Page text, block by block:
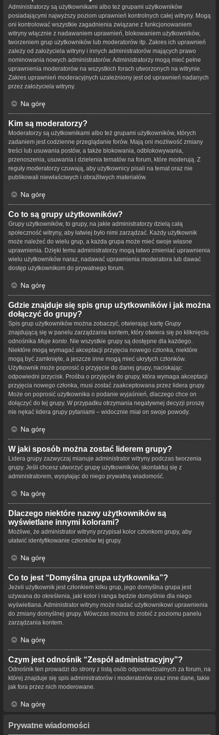
Administratorzy są użytkownikami albo też grupami użytkowników
posiadającymi najwyższy poziom uprawnień kontrolnych całej witryny. Mogą
oni kontrolować wszystkie zagadnienia związane z funkcjonowaniem
witryny włącznie z nadawaniem uprawnień, blokowaniem użytkowników,
tworzeniem grup użytkowników lub moderatorów itp. Zakres ich uprawnień
zależy od założyciela witryny i innych administratorów mających prawo
nominowania nowych administratorów. Administratorzy mogą mieć pełne
uprawnienia moderatorów na wszystkich forach utworzonych na witrynie.
Zakres uprawnień moderacyjnych uzależniony jest od uprawnień nadanych
przez założyciela witryny.
Na górę
Kim są moderatorzy?
Moderatorzy są użytkownikami albo też grupami użytkowników, których
zadaniem jest codzienne przeglądanie forów. Mają oni możliwość zmiany
treści lub usuwania postów, a także blokowania, odblokowywania,
przenoszenia, usuwania i dzielenia tematów na forum, które moderują. Z
reguły moderatorzy czuwają, aby użytkownicy pisali na temat oraz nie
publikowali niewłaściwych i obraźliwych materiałów.
Na górę
Co to są grupy użytkowników?
Grupy użytkowników, to grupy, na jakie administratorzy dzielą całą
społeczność witryny, aby łatwiej było nimi zarządzać. Każdy użytkownik
może należeć do wielu grup, a każda grupa może mieć swoje własne
uprawnienia. Dzięki temu administratorzy mogą łatwo zmieniać uprawnienia
wielu użytkowników naraz, nadawać uprawnienia moderatora lub dawać
dostęp użytkownikom do prywatnego forum.
Na górę
Gdzie znajduje się spis grup użytkowników i jak można
dołączyć do grupy?
Spis grup użytkowników można zobaczyć, otwierając kartę Grupy
znajdującą się w panelu zarządzania kontem, który otwiera się po kliknięciu
odnośnika Moje konto . Nie wszystkie grupy są dostępne dla każdego.
Niektóre mogą wymagać akceptacji przyjęcia nowego członka, niektóre
mogą być zamknięte, a jeszcze inne mogą mieć ukrytych członków.
Użytkownik może poprosić o przyjęcie do danej grupy, naciskając
odpowiedni przycisk. Prośba o przyjęcie do grupy, która wymaga akceptacji
przyjęcia nowego członka, musi zostać zaakceptowana przez lidera grupy.
Może on poprosić użytkownika o podanie wyjaśnień, dlaczego chce on
dołączyć do tej grupy. W przypadku otrzymania negatywnej decyzji proszę
nie nękać lidera grupy pytaniami – widocznie miał on swoje powody.
Na górę
W jaki sposób można zostać liderem grupy?
Lidera grupy zazwyczaj mianuje administrator witryny podczas tworzenia
grupy. Jeśli chcesz utworzyć grupę użytkowników, skontaktuj się z
administratorem, wysyłając do niego prywatną wiadomość.
Na górę
Dlaczego niektóre nazwy użytkowników są
wyświetlane innymi kolorami?
Możliwe, że administrator witryny przypisał kolor członkom grupy, aby
ułatwić identyfikowanie członków tej grupy.
Na górę
Co to jest “Domyślna grupa użytkownika”?
Jeżeli użytkownik jest członkiem kilku grup, jego domyślna grupa jest
używana do określenia, jaki kolor i ranga będzie domyślnie dla niego
wyświetlana. Administrator witryny może nadać użytkownikowi uprawnienia
do zmiany domyślnej grupy. Wówczas można to zrobić z poziomu panelu
zarządzania kontem.
Na górę
Czym jest odnośnik “Zespół administracyjny”?
Odnośnik ten prowadzi do strony z listą osób odpowiedzialnych za forum, na
której znajduje się spis administratorów i moderatorów oraz inne dane, takie
jak fora przez nich moderowane.
Na górę
Prywatne wiadomości